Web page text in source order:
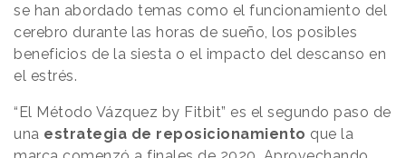
se han abordado temas como el funcionamiento del
cerebro durante las horas de sueño, los posibles
beneficios de la siesta o el impacto del descanso en
el estrés.
“El Método Vázquez by Fitbit” es el segundo paso de
una estrategia de reposicionamiento que la